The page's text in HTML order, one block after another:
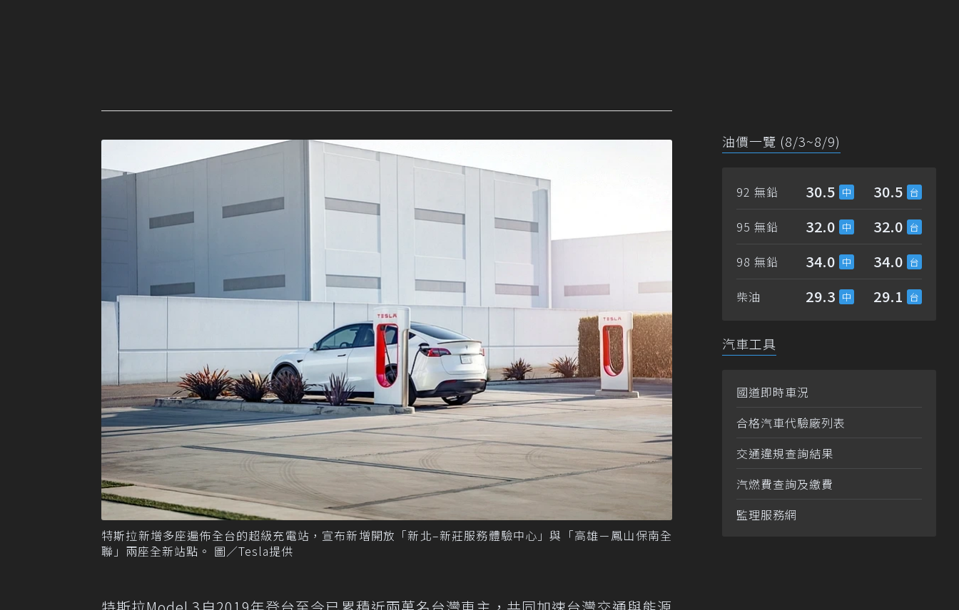
特斯拉新增多座遍佈全台的超級充電站，宣布新增開放「新北–新莊服務體驗中心」與「高雄－鳳山保南全
聯」兩座全新站點。 圖／Tesla提供
油價一覽 (8/3~8/9)
92 無鉛 30.5 30.5
95 無鉛 32.0 32.0
98 無鉛 34.0 34.0
柴油 29.3 29.1
汽車工具
國道即時車況
合格汽車代驗廠列表
交通違規查詢結果
汽燃費查詢及繳費
監理服務網